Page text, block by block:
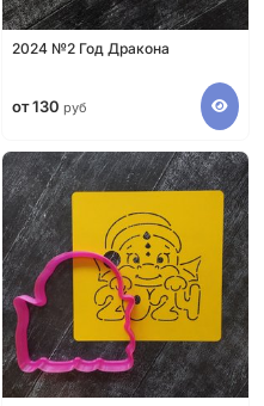
2024 №2 Год Дракона
от 130 руб